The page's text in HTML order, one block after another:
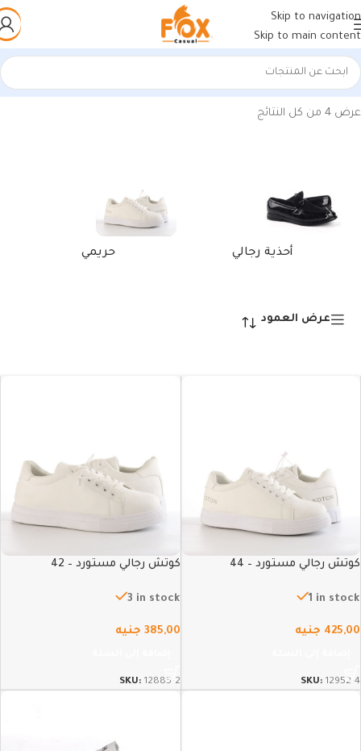
Skip to navigation
Skip to main content
الرئيسية/منتجات تحت الوسم “أحذية رجالية يومية مريحة أبيض”
عرض ⁦4⁩ من كل النتائج
أحذية رجالي حريمي
عرض العمود
كوتش رجالي مستورد – 44
1 in stock
425,00 جنيه
SKU: 12952-4
كوتش رجالي مستورد – 42
3 in stock
385,00 جنيه
SKU: 12885-2